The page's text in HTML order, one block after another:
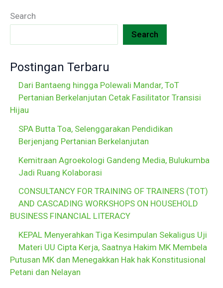
Search
Search
Postingan Terbaru
Dari Bantaeng hingga Polewali Mandar, ToT
Pertanian Berkelanjutan Cetak Fasilitator Transisi
Hijau
SPA Butta Toa, Selenggarakan Pendidikan
Berjenjang Pertanian Berkelanjutan
Kemitraan Agroekologi Gandeng Media, Bulukumba
Jadi Ruang Kolaborasi
CONSULTANCY FOR TRAINING OF TRAINERS (TOT)
AND CASCADING WORKSHOPS ON HOUSEHOLD
BUSINESS FINANCIAL LITERACY
KEPAL Menyerahkan Tiga Kesimpulan Sekaligus Uji
Materi UU Cipta Kerja, Saatnya Hakim MK Membela
Putusan MK dan Menegakkan Hak hak Konstitusional
Petani dan Nelayan